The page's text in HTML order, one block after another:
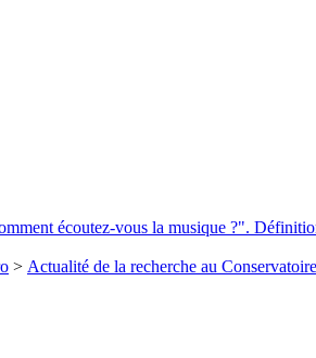
écoutez-vous la musique ?".
> Actualité de la recherche au Conservatoire